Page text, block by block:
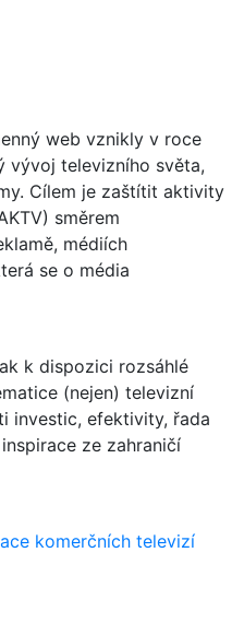
web vznikly v roce
vývoj televizního světa,
Cílem je zaštítit aktivity
směrem
médiích
se o média
k dispozici rozsáhlé
(nejen) televizní
investic, efektivity, řada
ze zahraničí
komerčních televizí